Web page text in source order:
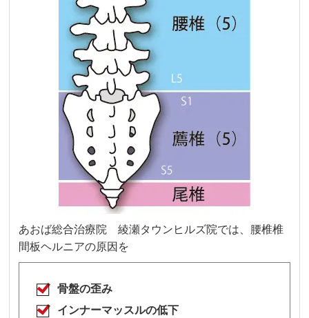
あおば総合治療院 綾瀬タウンヒルズ院では、腰椎椎
間板ヘルニアの原因を
骨盤の歪み
インナーマッスルの低下